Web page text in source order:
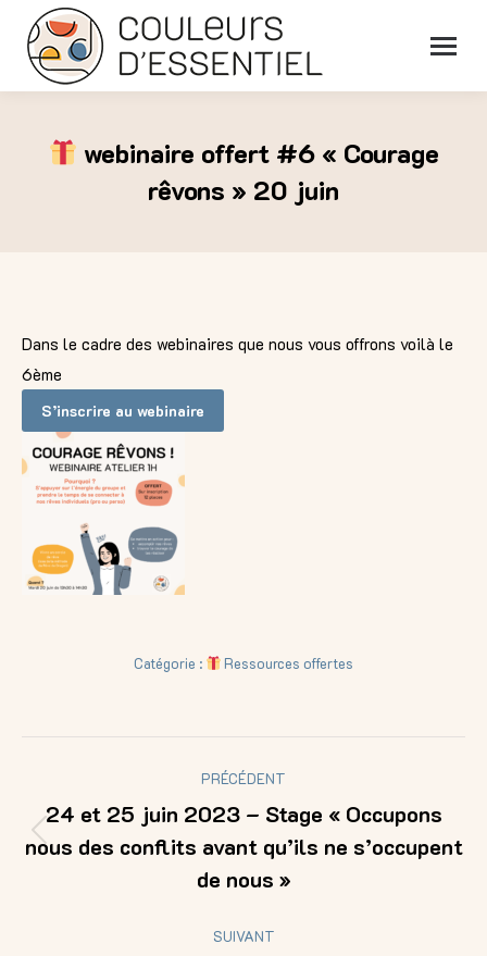
webinaire offert #6 « Courage
rêvons » 20 juin
Dans le cadre des webinaires que nous vous offrons voilà le
6ème
S’inscrire au webinaire
Catégorie : Ressources offertes
article
PRÉCÉDENT
Article
précédent
24 et 25 juin 2023 – Stage « Occupons
nous des conflits avant qu’ils ne s’occupent
de nous »
SUIVANT